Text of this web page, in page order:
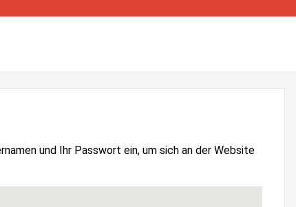
und Ihr Passwort ein, um sich an der Website